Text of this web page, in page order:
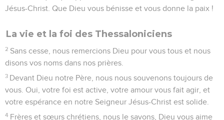
Jésus-Christ. Que Dieu vous bénisse et vous donne la paix !
La vie et la foi des Thessaloniciens
2 Sans cesse, nous remercions Dieu pour vous tous et nous
disons vos noms dans nos prières.
3 Devant Dieu notre Père, nous nous souvenons toujours de
vous. Oui, votre foi est active, votre amour vous fait agir, et
votre espérance en notre Seigneur Jésus-Christ est solide.
4 Frères et sœurs chrétiens, nous le savons, Dieu vous aime